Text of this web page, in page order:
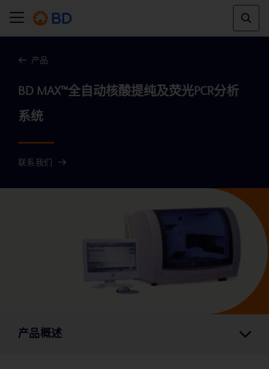
产品
BD MAX™全自动核酸提纯及荧光PCR分析
联系我们
产品概述